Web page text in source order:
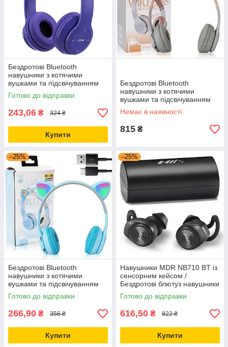
Бездротові Bluetooth
навушники з котячими
вушками та підсвічуванням
Cat Miu Star P47 Фіолетові /
Дитячі навушники
Готово до відправки
243,06 ₴ 324 ₴
Купити
Бездротові Bluetooth
навушники з котячими
вушками та підсвічуванням
Cat Miu Star P47 Сірий /
Дитячі навушники
Немає в наявності
815 ₴
–25%
Бездротові Bluetooth
навушники з котячими
вушками та підсвічуванням
Cat Miu Star P47 Блакитний /
Дитячі навушники
Готово до відправки
266,90 ₴ 356 ₴
Купити
–25%
Навушники MDR NB710 BT із
сенсорним кейсом /
Бездротові блютуз навушники
/ Вакуумні навушники з
мікрофоном
Готово до відправки
616,50 ₴ 822 ₴
Купити